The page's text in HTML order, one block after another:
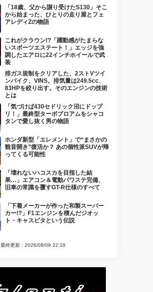
「18歳、父から譲り受けたS130」そこ
から始まった、ひとりの走り屋とフェ
アレディZの物語
これがクラウン!?「躍動感がたまらな
いスポーツエステート！」エッジを強
調したエアロに22インチホイールで武
装
排ガス規制をクリアした、2ストVツイ
ンバイク、VINS。排気量は249.5cc、
83HPを絞り出す。そのエンジンの技術
とは
「気づけば430セドリック沼にドップ
リ！」最終型ターボブロアムをシャコ
タンで愛し抜く男の物語
ホンダ新型「エレメント」で“まさかの
観音開き”復活か？ あの個性派SUVが帰
ってくる可能性
「壊れないハコスカを目指した結
果…」エアコン＆電動パワステ完備、
旧車の常識を覆すGT-R仕様のすべて
「下着メーカーが作った和製スーパー
カー!?」F1エンジンを積んだジオッ
ト・キャスピタという伝説
最終更新：2026/08/09 22:18